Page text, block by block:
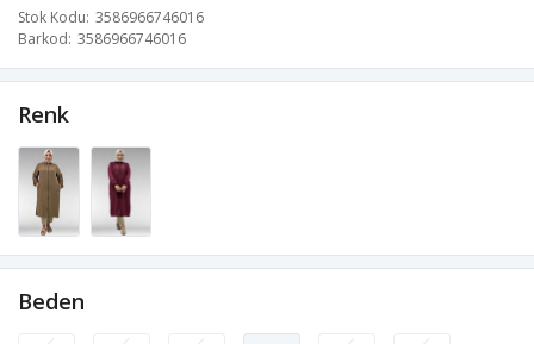
Stok Kodu 3586966746016
Barkod 3586966746016
Renk
Beden